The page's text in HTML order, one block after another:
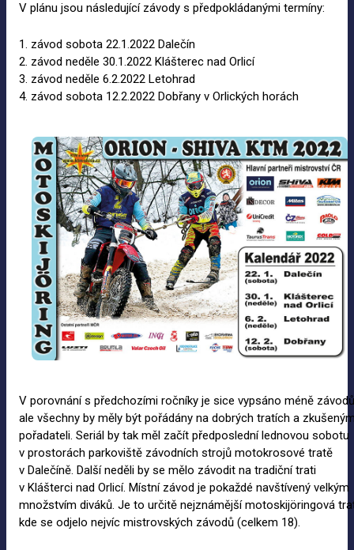
V plánu jsou následující závody s předpokládanými termíny:
1. závod sobota 22.1.2022 Dalečín
2. závod neděle 30.1.2022 Klášterec nad Orlicí
3. závod neděle 6.2.2022 Letohrad
4. závod sobota 12.2.2022 Dobřany v Orlických horách
V porovnání s předchozími ročníky je sice vypsáno méně
ale všechny by měly být pořádány na dobrých tratích a
pořadateli. Seriál by tak měl začít předposlední lednovou sobotu
v prostorách parkoviště závodních strojů motokrosové tratě
v Dalečíně. Další neděli by se mělo závodit na tradiční trati
v Klášterci nad Orlicí. Místní závod je pokaždé navštívený velkým
množstvím diváků. Je to určitě nejznámější motoskijöringová
kde se odjelo nejvíc mistrovských závodů (celkem 18).